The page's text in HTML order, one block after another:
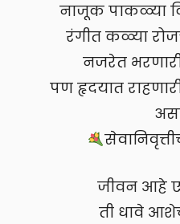
नाजूक पाकळ्या
रंगीत कळ्या
नजरेत
पण हृदयात
जीवन आहे
ती धावे